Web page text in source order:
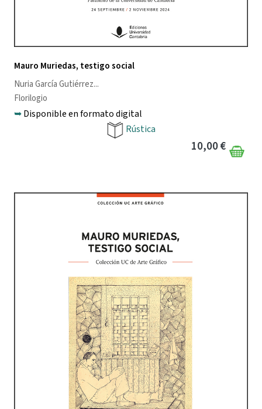
Mauro Muriedas, testigo social
Nuria García Gutiérrez...
Florilogio
➥Disponible en formato digital
Rústica
10,00 €